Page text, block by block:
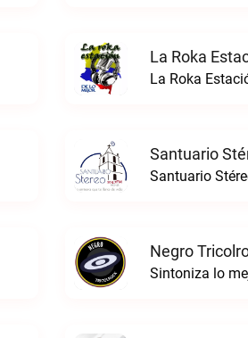
La Roka
La Roka
Santuario
Santuario
Negro